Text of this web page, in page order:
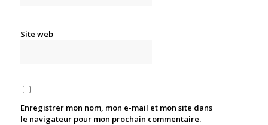
Site web
Enregistrer mon nom, mon e-mail et mon site dans
le navigateur pour mon prochain commentaire.